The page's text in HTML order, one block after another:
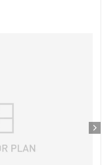
数などの絞り込みが
数